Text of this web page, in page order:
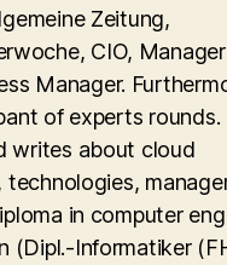
Zeitung,
CIO, Manager
Manager.
of experts rounds.
writes about cloud
in computer
(Dipl.-Informatiker